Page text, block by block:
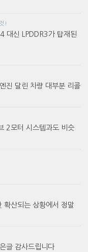
!
대신 LPDDR3가 탑재된
진 달린 차량 대부분 리콜
2모터 시스템과도 비슷
확산되는 상황에서 정말
글 감사드립니다